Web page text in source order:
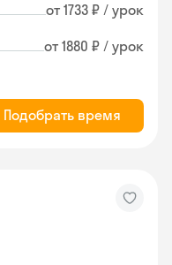
от 1733 ₽ / урок
от 1880 ₽ / урок
Подобрать время